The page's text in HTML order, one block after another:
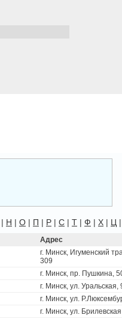
| Н | О | П | Р | С | Т | Ф | Х | Ц
Адрес
г. Минск, Игуменский
309
г. Минск, пр. Пушкина,
г. Минск, ул. Уральская,
г. Минск, ул.
г. Минск, ул.